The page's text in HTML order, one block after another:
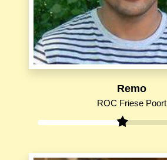
Remo
ROC Friese Poort